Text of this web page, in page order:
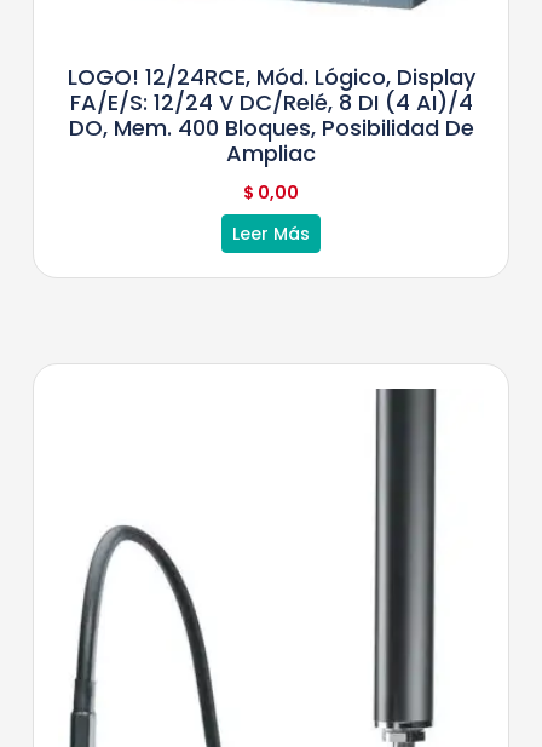
LOGO! 12/24RCE, Mód. Lógico, Display
FA/E/S: 12/24 V DC/relé, 8 DI (4 AI)/4
DO, Mem. 400 Bloques, Posibilidad De
Ampliac
$ 0,00
Leer Más